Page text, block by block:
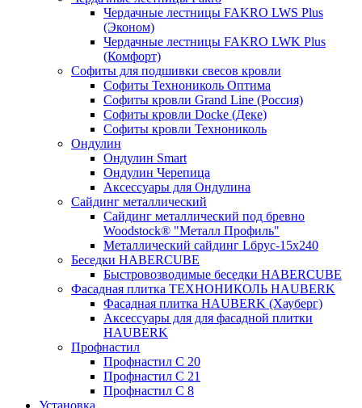
Чердачные лестницы FAKRO LWS Plus
(Эконом)
Чердачные лестницы FAKRO LWK Plus
(Комфорт)
Софиты для подшивки свесов кровли
Софиты Технониколь Оптима
Софиты кровли Grand Line (Россия)
Софиты кровли Docke (Деке)
Софиты кровли Технониколь
Ондулин
Ондулин Smart
Ондулин Черепица
Аксессуары для Ондулина
Сайдинг металлический
Сайдинг металлический под бревно
Woodstock® "Металл Профиль"
Металлический сайдинг Lбрус-15х240
Беседки HABERCUBE
Быстровозводимые беседки HABERCUBE
Фасадная плитка ТЕХНОНИКОЛЬ HAUBERK
Фасадная плитка HAUBERK (Хауберг)
Аксессуары для для фасадной плитки
HAUBERK
Профнастил
Профнастил С 20
Профнастил С 21
Профнастил С 8
Установка